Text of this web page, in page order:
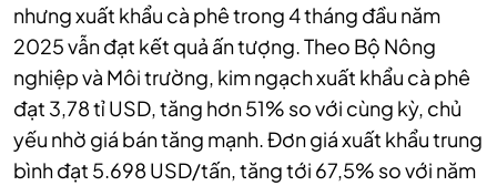
nhưng xuất khẩu cà phê trong 4 tháng đầu năm
2025 vẫn đạt kết quả ấn tượng. Theo Bộ Nông
nghiệp và Môi trường, kim ngạch xuất khẩu cà phê
đạt 3,78 tỉ USD, tăng hơn 51% so với cùng kỳ, chủ
yếu nhờ giá bán tăng mạnh. Đơn giá xuất khẩu trung
bình đạt 5.698 USD/tấn, tăng tới 67,5% so với năm